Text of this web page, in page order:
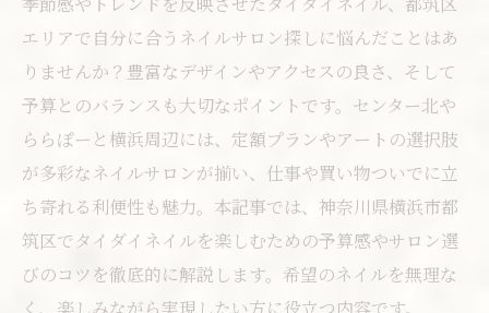
エリアで自分に合うネイルサロン探しに悩んだことはあ
りませんか？豊富なデザインやアクセスの良さ、そして
予算とのバランスも大切なポイントです。センター北や
ららぽーと横浜周辺には、定額プランやアートの選択肢
が多彩なネイルサロンが揃い、仕事や買い物ついでに立
ち寄れる利便性も魅力。本記事では、神奈川県横浜市都
筑区でタイダイネイルを楽しむための予算感やサロン選
びのコツを徹底的に解説します。希望のネイルを無理な